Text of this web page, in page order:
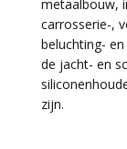
metaalbouw,
carrosserie-,
beluchting-
de jacht- en
zijn.